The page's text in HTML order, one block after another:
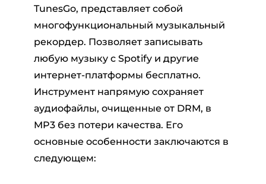
TunesGo, представляет собой
многофункциональный музыкальный
рекордер. Позволяет записывать
любую музыку с Spotify и другие
интернет-платформы бесплатно.
Инструмент напрямую сохраняет
аудиофайлы, очищенные от DRM, в
MP3 без потери качества. Его
основные особенности заключаются в
следующем: